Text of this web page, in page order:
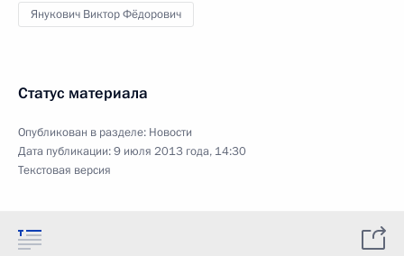
Янукович Виктор Фёдорович
Статус материала
Опубликован в разделе: Новости
Дата публикации:9 июля 2013 года, 14:30
Текстовая версия